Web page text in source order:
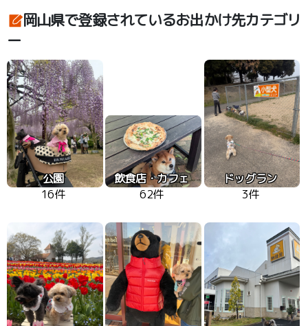
岡山県で登録されているお出かけ先カテゴリ
ー
公園
16件
飲食店・カフェ
62件
ドッグラン
3件